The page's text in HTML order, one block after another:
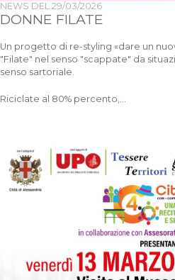
NEWS DEL 29/03/2026
DONNE FILATE
Un progetto di re-styling «dare un
"Filate" nel senso "scappate" da
senso sartoriale.
Riciclate al 80% percento,...